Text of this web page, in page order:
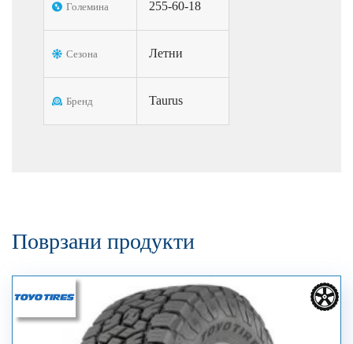
Големина 255-60-18
Сезона Летни
Бренд Taurus
Поврзани продукти